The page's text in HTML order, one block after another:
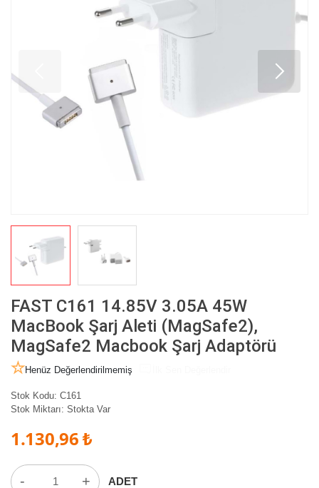
FAST C161 14.85V 3.05A 45W
MacBook Şarj Aleti (MagSafe2),
MagSafe2 Macbook Şarj Adaptörü
Henüz Değerlendirilmemiş
Stok Kodu: C161
Stok Miktarı: Stokta Var
1.130,96 ₺
- + ADET